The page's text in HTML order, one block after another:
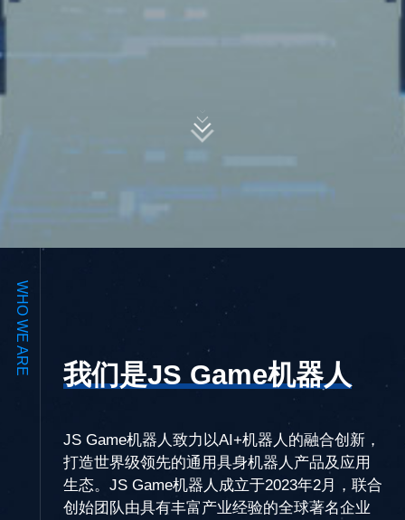
WHO WE ARE 我们是JS Game机器人
JS Game机器人致力以AI+机器人的融合创新，
打造世界级领先的通用具身机器人产品及应用
生态。JS Game机器人成立于2023年2月，联合
创始团队由具有丰富产业经验的全球著名企业